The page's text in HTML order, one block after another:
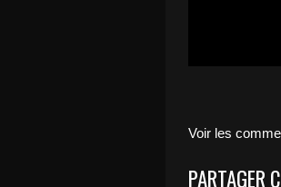
Voir les
PARTAGER